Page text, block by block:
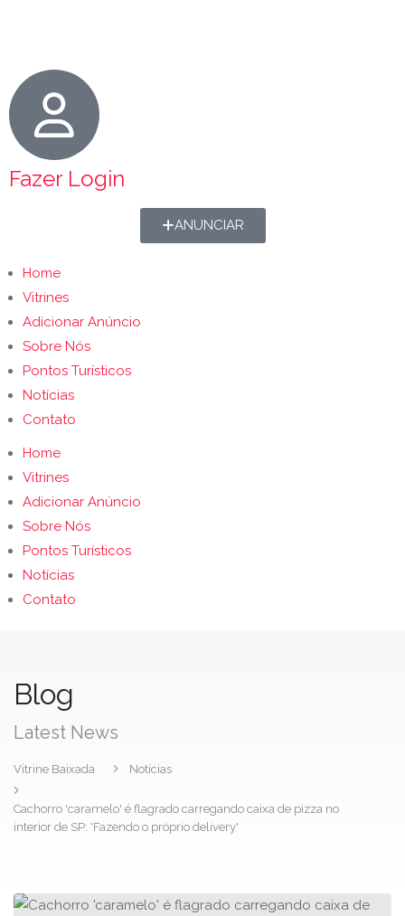
Fazer Login
ANUNCIAR
Home
Vitrines
Adicionar Anúncio
Sobre Nós
Pontos Turísticos
Notícias
Contato
Home
Vitrines
Adicionar Anúncio
Sobre Nós
Pontos Turísticos
Notícias
Contato
Blog
Latest News
Vitrine Baixada Notícias
Cachorro 'caramelo' é flagrado carregando caixa de pizza no
interior de SP: 'Fazendo o próprio delivery'